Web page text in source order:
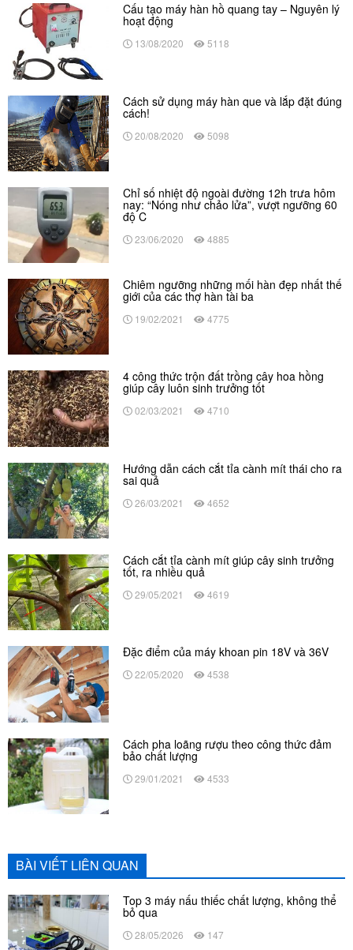
Cấu tạo máy hàn hồ quang tay – Nguyên lý
hoạt động
13/08/2020 5118
Cách sử dụng máy hàn que và lắp đặt đúng
cách!
20/08/2020 5098
Chỉ số nhiệt độ ngoài đường 12h trưa hôm
nay: “Nóng như chảo lửa”, vượt ngưỡng 60
độ C
23/06/2020 4885
Chiêm ngưỡng những mối hàn đẹp nhất thế
giới của các thợ hàn tài ba
19/02/2021 4775
4 công thức trộn đất trồng cây hoa hồng
giúp cây luôn sinh trưởng tốt
02/03/2021 4710
Hướng dẫn cách cắt tỉa cành mít thái cho ra
sai quả
26/03/2021 4652
Cách cắt tỉa cành mít giúp cây sinh trưởng
tốt, ra nhiều quả
29/05/2021 4619
Đặc điểm của máy khoan pin 18V và 36V
22/05/2020 4538
Cách pha loãng rượu theo công thức đảm
bảo chất lượng
29/01/2021 4533
BÀI VIẾT LIÊN QUAN
Top 3 máy nấu thiếc chất lượng, không thể
bỏ qua
28/05/2026 147